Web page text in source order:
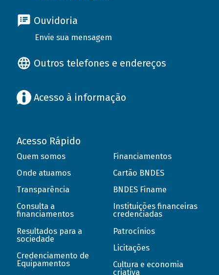
Ouvidoria
Envie sua mensagem
Outros telefones e endereços
Acesso à informação
Acesso Rápido
Quem somos
Onde atuamos
Transparência
Consulta a
financiamentos
Resultados para a
sociedade
Credenciamento de
Equipamentos
Financiamentos
Cartão BNDES
BNDES Finame
Instituições financeiras
credenciadas
Patrocínios
Licitações
Cultura e economia
criativa